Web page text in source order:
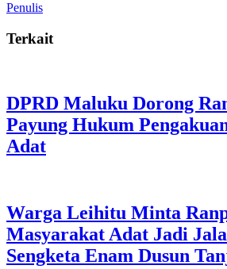
Penulis
Terkait
DPRD Maluku Dorong
Payung Hukum
Adat
Warga Leihitu Minta
Masyarakat Adat Jadi
Sengketa Enam Dusun